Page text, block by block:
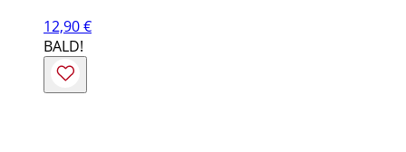
12,90€
BALD!